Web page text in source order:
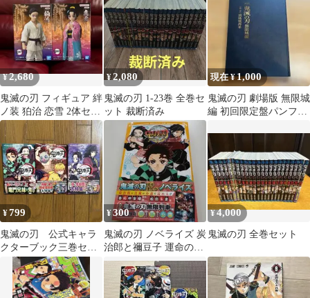
¥2,680
鬼滅の刃 フィギュア 絆
ノ装 狛治 恋雪 2体セッ
ト
¥2,080
鬼滅の刃 1-23巻 全巻セ
ット 裁断済み
現在 ¥1,000
鬼滅の刃 劇場版 無限城
編 初回限定盤パンフレ
¥799
鬼滅の刃 公式キャラ
クターブック三巻セッ
¥300
鬼滅の刃 ノベライズ 炭
治郎と禰豆子 運命のは
じまり編 集英社みらい
文庫
¥4,000
鬼滅の刃 全巻セット